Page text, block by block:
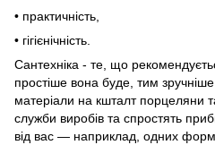
• практичність,
• гігієнічність.
Сантехніка - те, що
простіше вона буде, тим зручніше
матеріали на кшталт порцеляни
служби виробів та спростять
від вас — наприклад, одних форм